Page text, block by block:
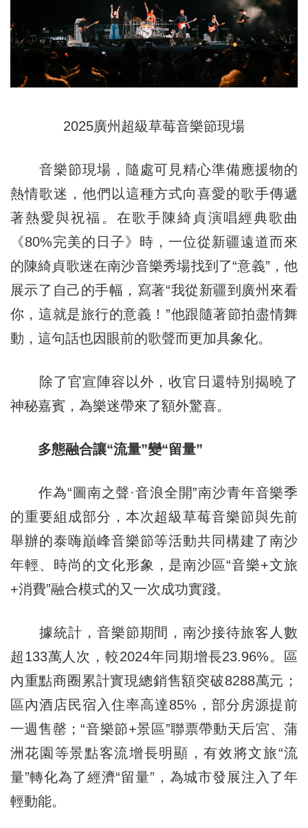
2025廣州超級草莓音樂節現場
音樂節現場，隨處可見精心準備應援物的
熱情歌迷，他們以這種方式向喜愛的歌手傳遞
著熱愛與祝福。在歌手陳綺貞演唱經典歌曲
《80%完美的日子》時，一位從新疆遠道而來
的陳綺貞歌迷在南沙音樂秀場找到了“意義”，他
展示了自己的手幅，寫著“我從新疆到廣州來看
你，這就是旅行的意義！”他跟隨著節拍盡情舞
動，這句話也因眼前的歌聲而更加具象化。
除了官宣陣容以外，收官日還特別揭曉了
神秘嘉賓，為樂迷帶來了額外驚喜。
多態融合讓“流量”變“留量”
作為“圖南之聲·音浪全開”南沙青年音樂季
的重要組成部分，本次超級草莓音樂節與先前
舉辦的泰嗨巔峰音樂節等活動共同構建了南沙
年輕、時尚的文化形象，是南沙區“音樂+文旅
+消費”融合模式的又一次成功實踐。
據統計，音樂節期間，南沙接待旅客人數
超133萬人次，較2024年同期增長23.96%。區
內重點商圈累計實現總銷售額突破8288萬元；
區內酒店民宿入住率高達85%，部分房源提前
一週售罄；“音樂節+景區”聯票帶動天后宮、蒲
洲花園等景點客流增長明顯，有效將文旅“流
量”轉化為了經濟“留量”，為城市發展注入了年
輕動能。